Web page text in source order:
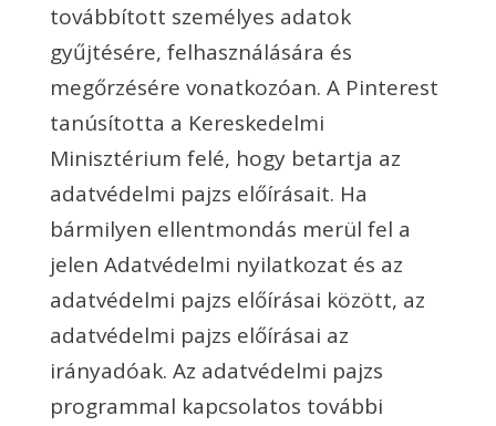
továbbított személyes adatok
gyűjtésére, felhasználására és
megőrzésére vonatkozóan. A Pinterest
tanúsította a Kereskedelmi
Minisztérium felé, hogy betartja az
adatvédelmi pajzs előírásait. Ha
bármilyen ellentmondás merül fel a
jelen Adatvédelmi nyilatkozat és az
adatvédelmi pajzs előírásai között, az
adatvédelmi pajzs előírásai az
irányadóak. Az adatvédelmi pajzs
programmal kapcsolatos további